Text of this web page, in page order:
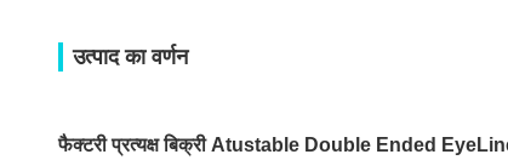
उत्पाद का वर्णन
फैक्टरी प्रत्यक्ष बिक्री Atustable Double Ended